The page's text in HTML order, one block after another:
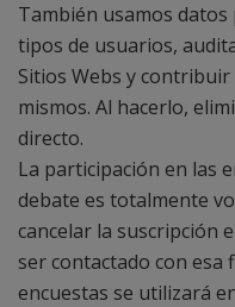
También usamos
tipos de usuarios,
Sitios Webs y
mismos. Al hacerlo,
directo.
La participación en las
debate es totalmente
cancelar la suscripción
ser contactado con esa
encuestas se utilizará